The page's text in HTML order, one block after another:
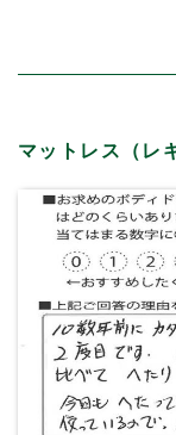
マットレス（レ